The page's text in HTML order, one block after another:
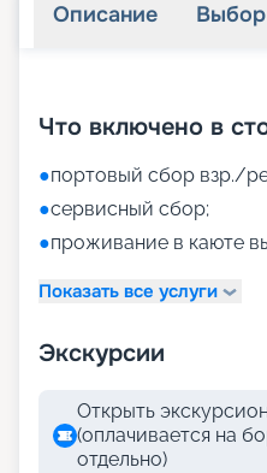
Описание
Что включено в
●портовый сбор взр./
●сервисный сбор;
●проживание в каюте
Показать все услуги
Экскурсии
Открыть
(оплачивается на
отдельно)